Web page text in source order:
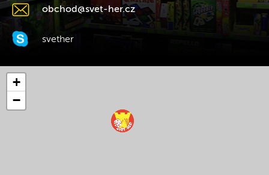
obchod@svet-her.cz
svether
+
−